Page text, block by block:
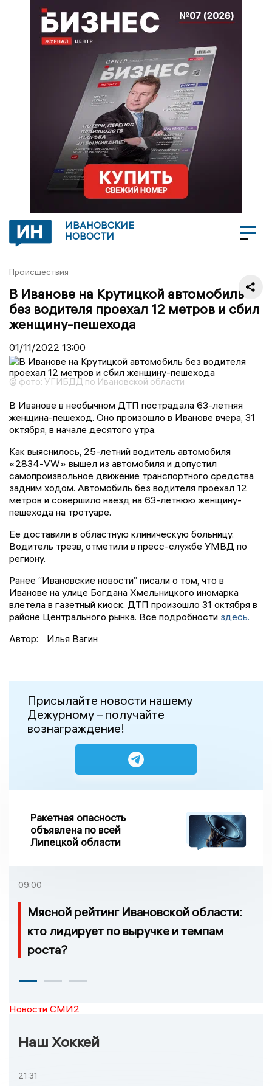
ИВАНОВСКИЕ
НОВОСТИ
Происшествия
В Иванове на Крутицкой автомобиль
без водителя проехал 12 метров и сбил
женщину-пешехода
01/11/2022 13:00
© фото: УГИБДД по Ивановской области
В Иванове в необычном ДТП пострадала 63-летняя
женщина-пешеход. Оно произошло в Иванове вчера, 31
октября, в начале десятого утра.
Как выяснилось, 25-летний водитель автомобиля
«2834-VW» вышел из автомобиля и допустил
самопроизвольное движение транспортного средства
задним ходом. Автомобиль без водителя проехал 12
метров и совершило наезд на 63-летнюю женщину-
пешехода на тротуаре.
Ее доставили в областную клиническую больницу.
Водитель трезв, отметили в пресс-службе УМВД по
региону.
Ранее “Ивановские новости” писали о том, что в
Иванове на улице Богдана Хмельницкого иномарка
влетела в газетный киоск. ДТП произошло 31 октября в
районе Центрального рынка. Все подробности здесь.
Автор:
Илья Вагин
Присылайте новости нашему
Дежурному – получайте
вознаграждение!
Ракетная опасность
объявлена по всей
Липецкой области
09:00
Мясной рейтинг Ивановской области:
кто лидирует по выручке и темпам
роста?
Новости СМИ2
Наш Хоккей
21:31